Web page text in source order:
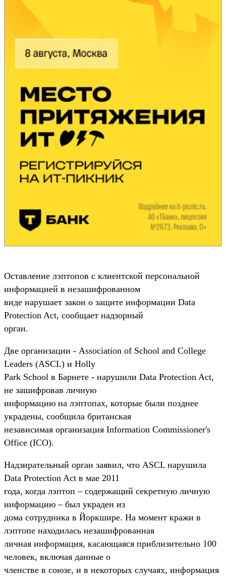
Оставление лэптопов с клиентской персональной
информацией в незашифрованном
виде нарушает закон о защите информации Data
Protection Act, сообщает надзорный
орган.
Две организации - Association of School and College
Leaders (ASCL) и Holly
Park School в Барнете - нарушили Data Protection Act,
не зашифровав личную
информацию на лэптопах, которые были позднее
украдены, сообщила британская
независимая организация Information Commissioner's
Office (ICO).
Надзирательный орган заявил, что ASCL нарушила
Data Protection Act в мае 2011
года, когда лэптоп – содержащий секретную личную
информацию – был украден из
дома сотрудника в Йоркшире. На момент кражи в
лэптопе находилась незашифрованная
личная информация, касающаяся приблизительно 100
человек, включая данные о
членстве в союзе, и в некоторых случаях, информация